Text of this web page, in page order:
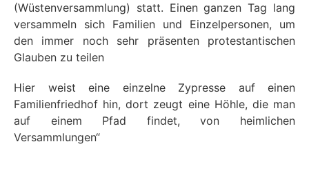
(Wüstenversammlung) statt. Einen ganzen Tag lang
versammeln sich Familien und Einzelpersonen, um
den immer noch sehr präsenten protestantischen
Glauben zu teilen
Hier weist eine einzelne Zypresse auf einen
Familienfriedhof hin, dort zeugt eine Höhle, die man
auf einem Pfad findet, von heimlichen
Versammlungen“